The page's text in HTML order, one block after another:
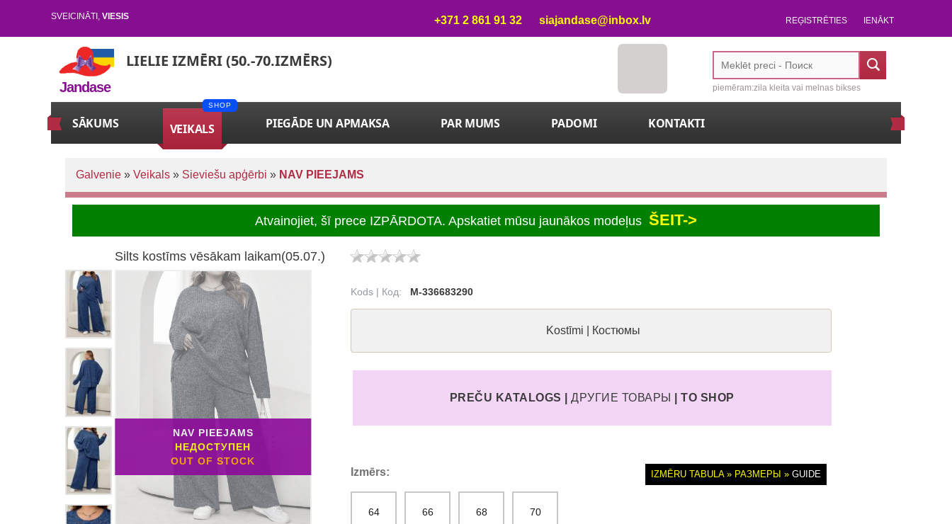
SVEICINĀTI , VIESIS +371 2 861 91 32 siajandase@inbox.lv REĢISTRĒTIES IENĀKT
Jandase
LIELIE IZMĒRI (50.-70.IZMĒRS)
piemēram:zila kleita vai melnas bikses
SĀKUMS VEIKALS PIEGĀDE UN APMAKSA PAR MUMS PADOMI KONTAKTI
Galvenie » Veikals » Sieviešu apģērbi » NAV PIEEJAMS
Atvainojiet, šī prece IZPĀRDOTA. Apskatiet mūsu jaunākos modeļus ŠEIT->
Silts kostīms vēsākam laikam(05.07.)
NAV PIEEJAMS
НЕДОСТУПЕН
OUT OF STOCK
Kods | Код: M-336683290
Kostīmi | Костюмы
PREČU KATALOGS |ДРУГИЕ ТОВАРЫ | TO SHOP
IZMĒRU TABULA » РАЗМЕРЫ » GUIDE
Izmērs:
64 66 68 70